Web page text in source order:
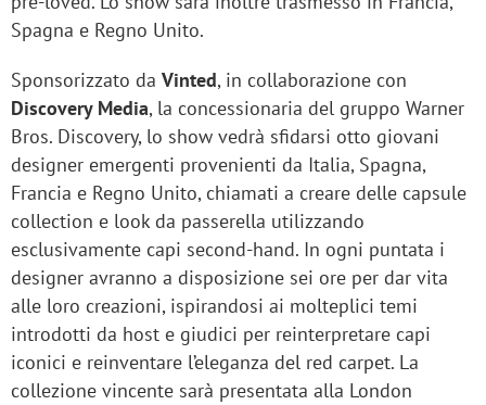
Spagna e Regno Unito.
Sponsorizzato da Vinted, in collaborazione con
Discovery Media, la concessionaria del gruppo Warner
Bros. Discovery, lo show vedrà sfidarsi otto giovani
designer emergenti provenienti da Italia, Spagna,
Francia e Regno Unito, chiamati a creare delle capsule
collection e look da passerella utilizzando
esclusivamente capi second-hand. In ogni puntata i
designer avranno a disposizione sei ore per dar vita
alle loro creazioni, ispirandosi ai molteplici temi
introdotti da host e giudici per reinterpretare capi
iconici e reinventare l’eleganza del red carpet. La
collezione vincente sarà presentata alla London